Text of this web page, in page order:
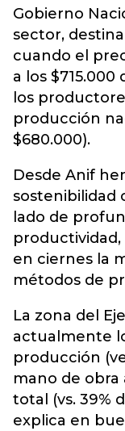
Gobierno
sector,
cuando el
a los
los
producción
$680.000).
Desde Anif
sostenibilidad
lado de
en ciernes la
métodos de
La zona del
actualmente
producción
mano de obra
total (vs. 39%
explica en